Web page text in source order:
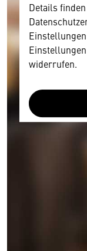
Details
widerrufen.